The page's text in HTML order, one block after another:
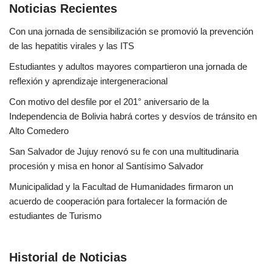
Noticias Recientes
Con una jornada de sensibilización se promovió la prevención
de las hepatitis virales y las ITS
Estudiantes y adultos mayores compartieron una jornada de
reflexión y aprendizaje intergeneracional
Con motivo del desfile por el 201° aniversario de la
Independencia de Bolivia habrá cortes y desvíos de tránsito en
Alto Comedero
San Salvador de Jujuy renovó su fe con una multitudinaria
procesión y misa en honor al Santísimo Salvador
Municipalidad y la Facultad de Humanidades firmaron un
acuerdo de cooperación para fortalecer la formación de
estudiantes de Turismo
Historial de Noticias